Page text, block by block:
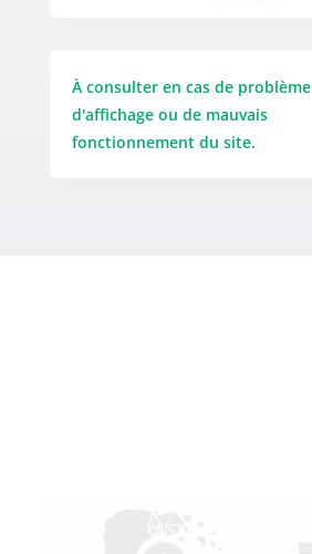
À consulter en cas de problème
d'affichage ou de mauvais
fonctionnement du site.